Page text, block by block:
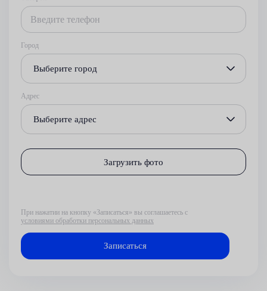
Город
Выберите город
Адрес
Выберите адрес
Загрузить фото
При нажатии на кнопку «Записаться» вы соглашаетесь с
условиями обработки персональных данных